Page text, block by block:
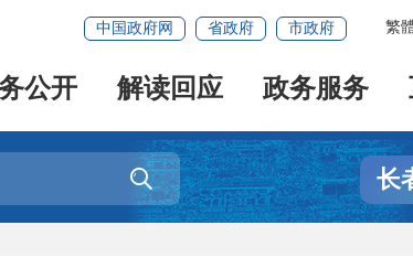
繁
中国政府网 省政府 市政府
公开 解读回应 政务服务
 长